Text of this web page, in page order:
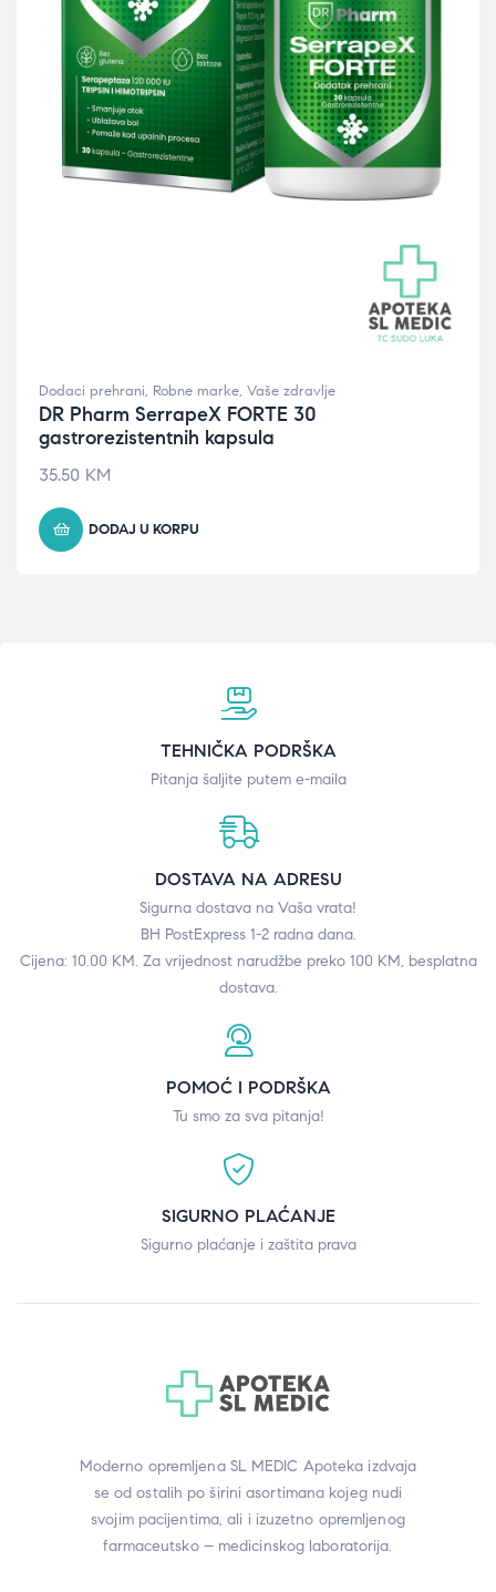
Dodaci prehrani, Robne marke, Vaše zdravlje
DR Pharm SerrapeX FORTE 30
gastrorezistentnih kapsula
35.50 KM
DODAJ U KORPU
TEHNIČKA PODRŠKA
Pitanja šaljite putem e-maila
DOSTAVA NA ADRESU
Sigurna dostava na Vaša vrata!
BH PostExpress 1-2 radna dana.
Cijena: 10.00 KM. Za vrijednost narudžbe preko 100 KM, besplatna
dostava.
POMOĆ I PODRŠKA
Tu smo za sva pitanja!
SIGURNO PLAĆANJE
Sigurno plaćanje i zaštita prava
Moderno opremljena SL MEDIC Apoteka izdvaja
se od ostalih po širini asortimana kojeg nudi
svojim pacijentima, ali i izuzetno opremljenog
farmaceutsko – medicinskog laboratorija.